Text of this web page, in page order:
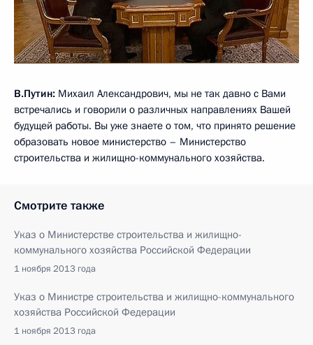
В.Путин: Михаил Александрович, мы не так давно с Вами
встречались и говорили о различных направлениях Вашей
будущей работы. Вы уже знаете о том, что принято решение
образовать новое министерство – Министерство
строительства и жилищно-коммунального хозяйства.
Смотрите также
Указ о Министерстве строительства и жилищно-
коммунального хозяйства Российской Федерации
1 ноября 2013 года
Указ о Министре строительства и жилищно-коммунального
хозяйства Российской Федерации
1 ноября 2013 года